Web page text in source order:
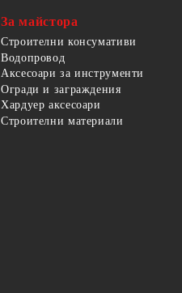
За майстора
Строителни консумативи
Водопровод
Аксесоари за инструменти
Огради и заграждения
Хардуер аксесоари
Строителни материали